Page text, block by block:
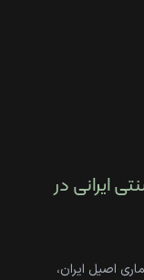
ایرانی در
اصیل ایران،